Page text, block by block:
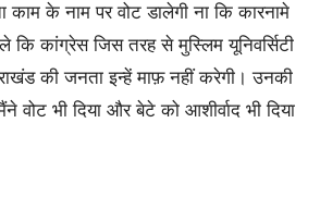
काम के नाम पर वोट डालेगी ना कि कारनामे
कि कांग्रेस जिस तरह से मुस्लिम यूनिवर्सिटी
की जनता इन्हें माफ़ नहीं करेगी। उनकी
वोट भी दिया और बेटे को आशीर्वाद भी दिया